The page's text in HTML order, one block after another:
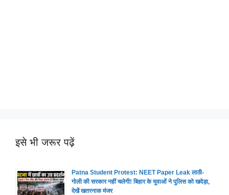
इसे भी जरूर पढ़ें
Patna Student Protest: NEET Paper Leak लाठी-
गोली की सरकार नहीं चलेगी! बिहार के युवाओं ने पुलिस को खदेड़ा,
देखें खतरनाक मंजर